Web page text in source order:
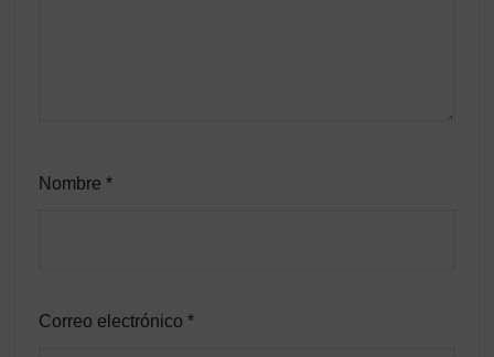
Nombre *
Correo electrónico *